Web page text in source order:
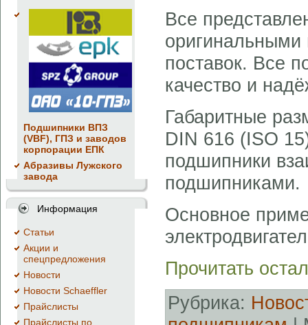
Подшипники ВПЗ
(VBF), ГПЗ и заводов
корпорации ЕПК
Абразивы Лужского
завода
Информация
Cтатьи
Акции и
спецпредложения
Новости
Новости Schaeffler
Прайслисты
Прайслисты по
Все
оригинальными
поставок. Все
качество и
Габаритные
DIN 616 (ISO
подшипники
подшипниками.
Основное
Прочитать
Рубрика: